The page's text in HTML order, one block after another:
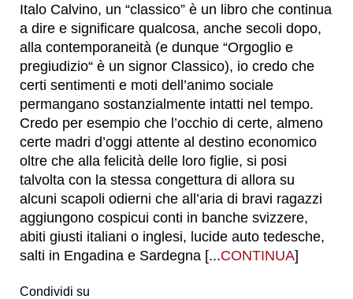
Italo Calvino, un “classico” è un libro che continua
a dire e significare qualcosa, anche secoli dopo,
alla contemporaneità (e dunque “Orgoglio e
pregiudizio“ è un signor Classico), io credo che
certi sentimenti e moti dell’animo sociale
permangano sostanzialmente intatti nel tempo.
Credo per esempio che l’occhio di certe, almeno
certe madri d’oggi attente al destino economico
oltre che alla felicità delle loro figlie, si posi
talvolta con la stessa congettura di allora su
alcuni scapoli odierni che all’aria di bravi ragazzi
aggiungono cospicui conti in banche svizzere,
abiti giusti italiani o inglesi, lucide auto tedesche,
salti in Engadina e Sardegna [...CONTINUA]
Condividi su